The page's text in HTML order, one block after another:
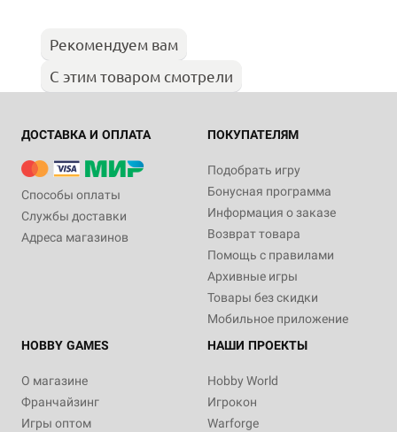
Рекомендуем вам
С этим товаром смотрели
ДОСТАВКА И ОПЛАТА
Способы оплаты
Службы доставки
Адреса магазинов
ПОКУПАТЕЛЯМ
Подобрать игру
Бонусная программа
Информация о заказе
Возврат товара
Помощь с правилами
Архивные игры
Товары без скидки
Мобильное приложение
HOBBY GAMES
О магазине
Франчайзинг
Игры оптом
НАШИ ПРОЕКТЫ
Hobby World
Игрокон
Warforge